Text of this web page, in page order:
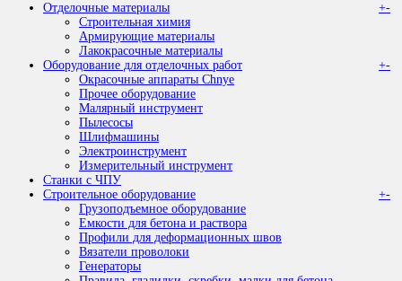
Отделочные материалы
+-
Строительная химия
Армирующие материалы
Лакокрасочные материалы
Оборудование для отделочных работ
+-
Окрасочные аппараты Chnye
Прочее оборудование
Малярный инструмент
Пылесосы
Шлифмашины
Электроинструмент
Измерительный инструмент
Станки с ЧПУ
Строительное оборудование
+-
Грузоподъемное оборудование
Емкости для бетона и раствора
Профили для деформационных швов
Вязатели проволоки
Генераторы